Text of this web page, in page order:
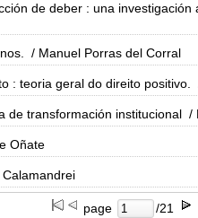
de deber : una investigación
/ Manuel Porras del Corral
: teoria geral do direito positivo.
de transformación institucional /
Oñate
page /21